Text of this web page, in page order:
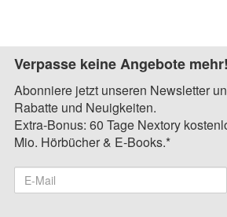
Verpasse keine Angebote mehr!
Abonniere jetzt unseren Newsletter
Rabatte und Neuigkeiten.
Extra-Bonus: 60 Tage Nextory
Mio. Hörbücher & E-Books.*